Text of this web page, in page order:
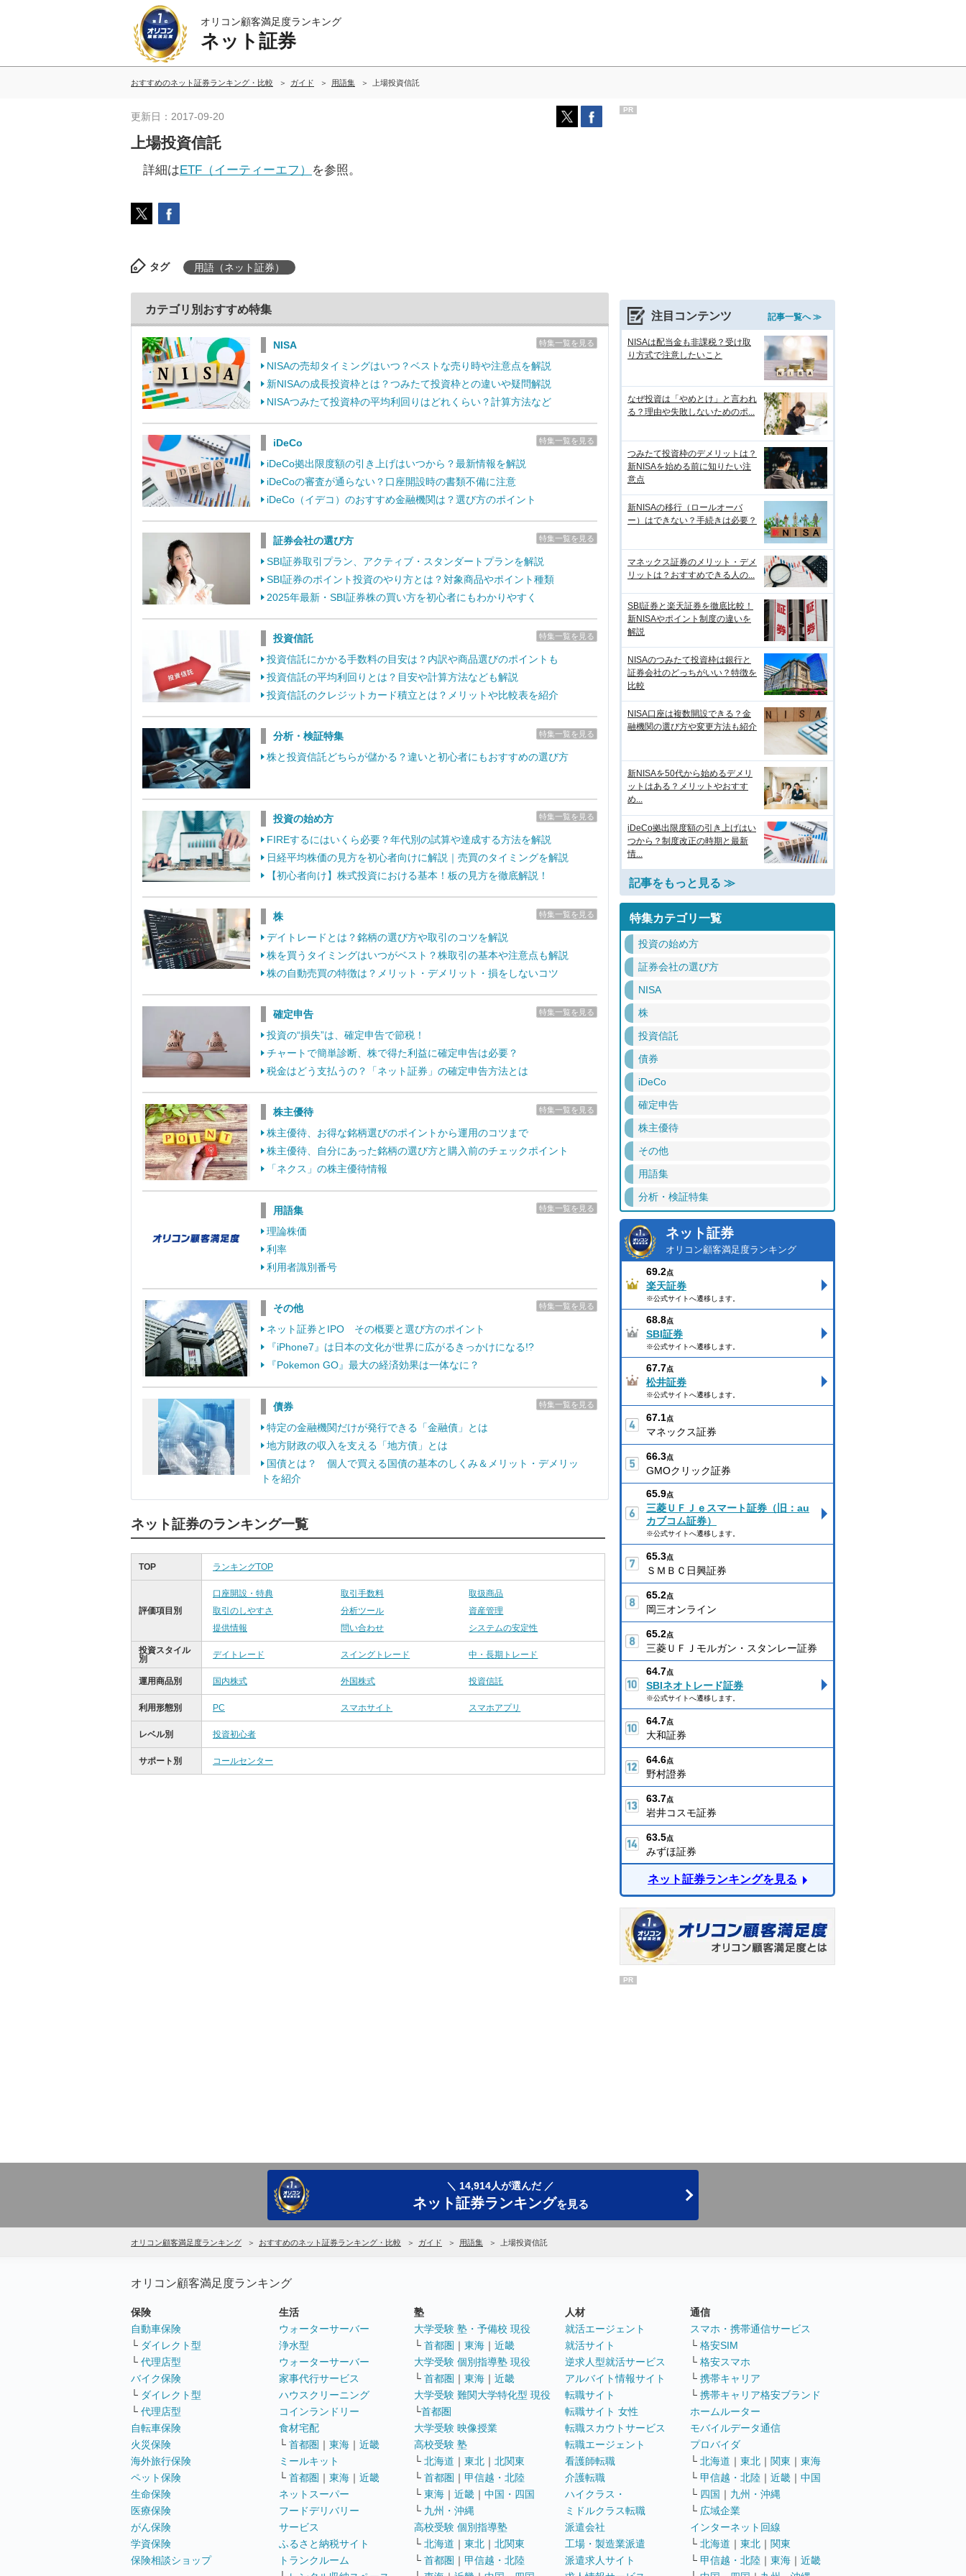
オリコン顧客満足度ランキング
ネット証券
おすすめのネット証券ランキング・比較 ガイド 用語集 上場投資信託
更新日：2017-09-20
上場投資信託
詳細はETF（イーティーエフ） を参照。
タグ 用語（ネット証券）
カテゴリ別おすすめ特集
特集一覧を見る
NISA
NISAの売却タイミングはいつ？ベストな売り時や注意点を解説
新NISAの成長投資枠とは？つみたて投資枠との違いや疑問解説
NISAつみたて投資枠の平均利回りはどれくらい？計算方法など
特集一覧を見る
iDeCo
iDeCo拠出限度額の引き上げはいつから？最新情報を解説
iDeCoの審査が通らない？口座開設時の書類不備に注意
iDeCo（イデコ）のおすすめ金融機関は？選び方のポイント
特集一覧を見る
証券会社の選び方
SBI証券取引プラン、アクティブ・スタンダートプランを解説
SBI証券のポイント投資のやり方とは？対象商品やポイント種類
2025年最新・SBI証券株の買い方を初心者にもわかりやすく
特集一覧を見る
投資信託
投資信託にかかる手数料の目安は？内訳や商品選びのポイントも
投資信託の平均利回りとは？目安や計算方法なども解説
投資信託のクレジットカード積立とは？メリットや比較表を紹介
特集一覧を見る
分析・検証特集
株と投資信託どちらが儲かる？違いと初心者にもおすすめの選び方
特集一覧を見る
投資の始め方
FIREするにはいくら必要？年代別の試算や達成する方法を解説
日経平均株価の見方を初心者向けに解説｜売買のタイミングを解説
【初心者向け】株式投資における基本！板の見方を徹底解説！
特集一覧を見る
株
デイトレードとは？銘柄の選び方や取引のコツを解説
株を買うタイミングはいつがベスト？株取引の基本や注意点も解説
株の自動売買の特徴は？メリット・デメリット・損をしないコツ
特集一覧を見る
確定申告
投資の“損失”は、確定申告で節税！
チャートで簡単診断、株で得た利益に確定申告は必要？
税金はどう支払うの？「ネット証券」の確定申告方法とは
特集一覧を見る
株主優待
株主優待、お得な銘柄選びのポイントから運用のコツまで
株主優待、自分にあった銘柄の選び方と購入前のチェックポイント
「ネクス」の株主優待情報
特集一覧を見る
用語集
理論株価
利率
利用者識別番号
特集一覧を見る
その他
ネット証券とIPO その概要と選び方のポイント
『iPhone7』は日本の文化が世界に広がるきっかけになる!?
『Pokemon GO』最大の経済効果は一体なに？
特集一覧を見る
債券
特定の金融機関だけが発行できる「金融債」とは
地方財政の収入を支える「地方債」とは
国債とは？ 個人で買える国債の基本のしくみ＆メリット・デメリッ
トを紹介
ネット証券のランキング一覧
TOP ランキングTOP
評価項目別
口座開設・特典 取引手数料
取扱商品
取引のしやすさ
分析ツール
資産管理
提供情報
問い合わせ システムの安定性
投資スタイル
別
デイトレード スイングトレード 中・長期トレード
運用商品別 国内株式 外国株式 投資信託
利用形態別 PC スマホサイト スマホアプリ
レベル別 投資初心者
サポート別 コールセンター
PR
注目コンテンツ 記事一覧へ ≫
NISAは配当金も非課税？受け取
り方式で注意したいこと
なぜ投資は「やめとけ」と言われ
る？理由や失敗しないためのポ...
つみたて投資枠のデメリットは？
新NISAを始める前に知りたい注
意点
新NISAの移行（ロールオーバ
ー）はできない？手続きは必要？
マネックス証券のメリット・デメ
リットは？おすすめできる人の...
SBI証券と楽天証券を徹底比較！
新NISAやポイント制度の違いを
解説
NISAのつみたて投資枠は銀行と
証券会社のどっちがいい？特徴を
比較
NISA口座は複数開設できる？金
融機関の選び方や変更方法も紹介
新NISAを50代から始めるデメリ
ットはある？メリットやおすす
め...
iDeCo拠出限度額の引き上げはい
つから？制度改正の時期と最新
情...
記事をもっと見る ≫
特集カテゴリ一覧
投資の始め方
証券会社の選び方
NISA
株
投資信託
債券
iDeCo
確定申告
株主優待
その他
用語集
分析・検証特集
ネット証券
オリコン顧客満足度ランキング
69.2点
楽天証券
※公式サイトへ遷移します。
68.8点
SBI証券
※公式サイトへ遷移します。
67.7点
松井証券
※公式サイトへ遷移します。
67.1点
マネックス証券
66.3点
GMOクリック証券
65.9点
三菱ＵＦＪｅスマート証券（旧：au
カブコム証券）
※公式サイトへ遷移します。
65.3点
ＳＭＢＣ日興証券
65.2点
岡三オンライン
65.2点
三菱ＵＦＪモルガン・スタンレー証券
64.7点
SBIネオトレード証券
※公式サイトへ遷移します。
64.7点
大和証券
64.6点
野村證券
63.7点
岩井コスモ証券
63.5点
みずほ証券
ネット証券ランキングを見る
PR
＼ 14,914人が選んだ ／
ネット証券ランキングを見る
オリコン顧客満足度ランキング おすすめのネット証券ランキング・比較 ガイド 用語集 上場投資信託
オリコン顧客満足度ランキング
保険
自動車保険
└ ダイレクト型
└ 代理店型
バイク保険
└ ダイレクト型
└ 代理店型
自転車保険
火災保険
海外旅行保険
ペット保険
生命保険
医療保険
がん保険
学資保険
保険相談ショップ
生活
ウォーターサーバー
浄水型
ウォーターサーバー
家事代行サービス
ハウスクリーニング
コインランドリー
食材宅配
└ 首都圏 ｜ 東海 ｜ 近畿
ミールキット
└ 首都圏 ｜ 東海 ｜ 近畿
ネットスーパー
フードデリバリー
サービス
ふるさと納税サイト
トランクルーム
塾
大学受験 塾・予備校 現役
└ 首都圏 ｜ 東海 ｜ 近畿
大学受験 個別指導塾 現役
└ 首都圏 ｜ 東海 ｜ 近畿
大学受験 難関大学特化型 現役
└首都圏
大学受験 映像授業
高校受験 塾
└ 北海道 ｜ 東北 ｜ 北関東
└ 首都圏 ｜ 甲信越・北陸
└ 東海 ｜ 近畿 ｜ 中国・四国
└ 九州・沖縄
高校受験 個別指導塾
└ 北海道 ｜ 東北 ｜ 北関東
└ 首都圏 ｜ 甲信越・北陸
人材
就活エージェント
就活サイト
逆求人型就活サービス
アルバイト情報サイト
転職サイト
転職サイト 女性
転職スカウトサービス
転職エージェント
看護師転職
介護転職
ハイクラス・
ミドルクラス転職
派遣会社
工場・製造業派遣
派遣求人サイト
通信
スマホ・携帯通信サービス
└ 格安SIM
└ 格安スマホ
└ 携帯キャリア
└ 携帯キャリア格安ブランド
ホームルーター
モバイルデータ通信
プロバイダ
└ 北海道 ｜ 東北 ｜ 関東 ｜ 東海
└ 甲信越・北陸 ｜ 近畿 ｜ 中国
└ 四国 ｜ 九州・沖縄
└ 広域企業
インターネット回線
└ 北海道 ｜ 東北 ｜ 関東
└ 甲信越・北陸 ｜ 東海 ｜ 近畿